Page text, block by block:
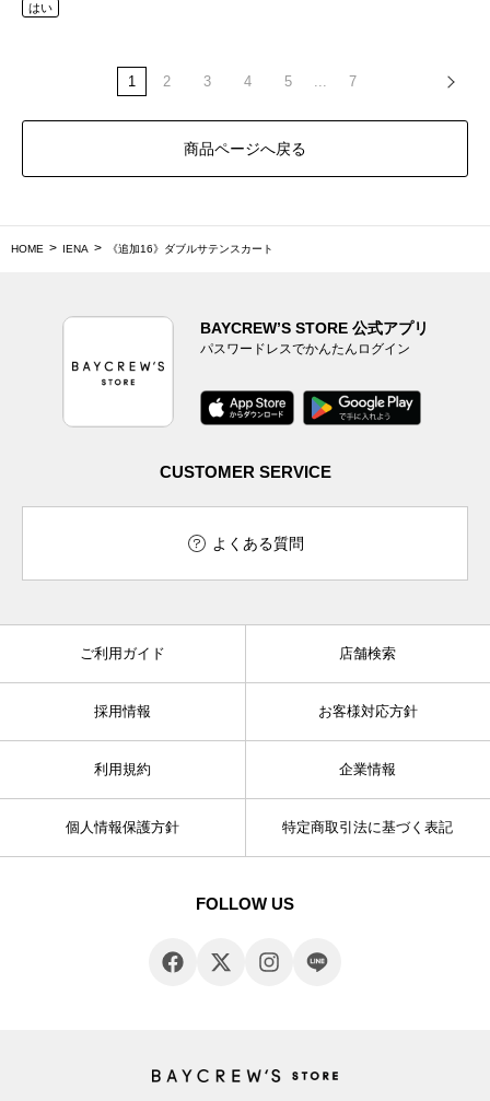
はい
1 2 3 4 5 ... 7
商品ページへ戻る
HOME IENA 《追加16》ダブルサテンスカート
BAYCREW’S STORE 公式アプリ
パスワードレスでかんたんログイン
CUSTOMER SERVICE
よくある質問
ご利用ガイド 店舗検索
採用情報 お客様対応方針
利用規約 企業情報
個人情報保護方針 特定商取引法に基づく表記
FOLLOW US